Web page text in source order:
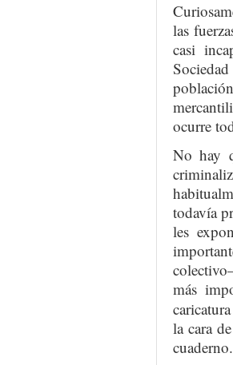
las
casi
ocurre
No hay
todavía
les
más
la cara
cuaderno.